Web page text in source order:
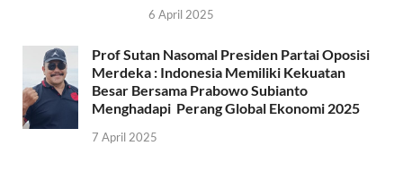
6 April 2025
Prof Sutan Nasomal Presiden Partai Oposisi
Merdeka : Indonesia Memiliki Kekuatan
Besar Bersama Prabowo Subianto
Menghadapi Perang Global Ekonomi 2025
7 April 2025